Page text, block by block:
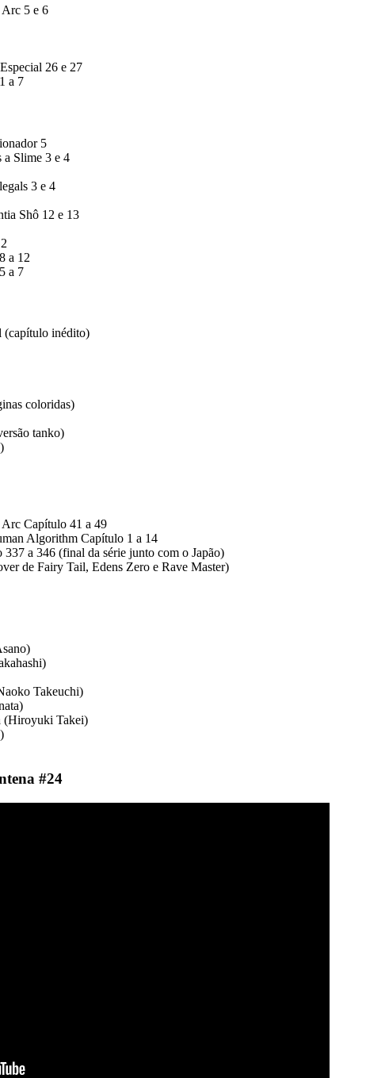
Arc 5 e 6
26 e 27
a 7
5
a Slime 3 e 4
3 e 4
Shô 12 e 13
a 12
a 7
(capítulo inédito)
coloridas)
tanko)
Capítulo 41 a 49
Algorithm Capítulo 1 a 14
a 346 (final da série junto com o Japão)
de Fairy Tail, Edens Zero e Rave Master)
Takeuchi)
(Hiroyuki Takei)
#24